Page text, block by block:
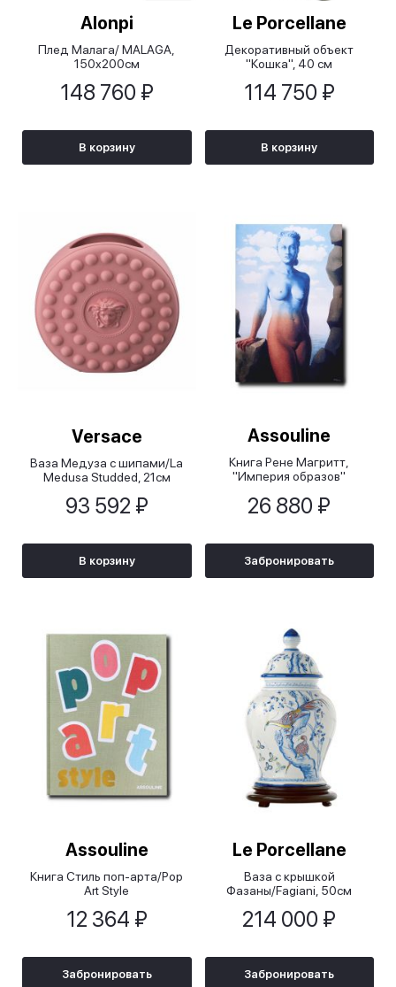
Аlonpi
Плед Малага/ MALAGA,
150x200cм
148 760 ₽
В корзину
Le Porcellane
Декоративный объект
"Кошка", 40 см
114 750 ₽
В корзину
Versace
Ваза Медуза с шипами/La
Medusa Studded, 21см
93 592 ₽
В корзину
Assouline
Книга Рене Магритт,
"Империя образов"
Magritte, L'Empire des Images
26 880 ₽
Забронировать
Assouline
Книга Стиль поп-арта/Pop
Art Style
12 364 ₽
Забронировать
Le Porcellane
Ваза с крышкой
Фазаны/Fagiani, 50см
214 000 ₽
Забронировать